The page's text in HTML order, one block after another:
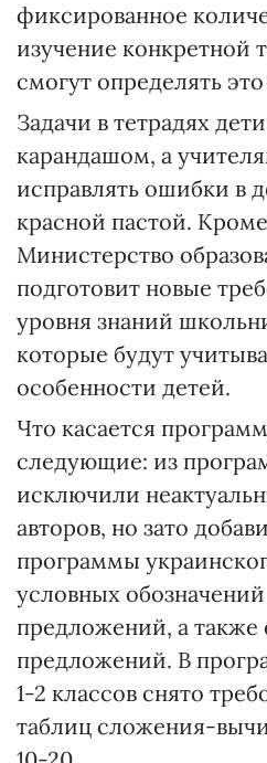
фиксированное
изучение конкретной
смогут определять
Задачи в тетрадях
карандашом, а
исправлять ошибки в
красной пастой.
Министерство
подготовит новые
уровня знаний
которые будут
особенности детей.
Что касается
следующие: из
исключили
авторов, но зато
программы
условных
предложений, а также
предложений. В
1-2 классов снято
таблиц сложения-